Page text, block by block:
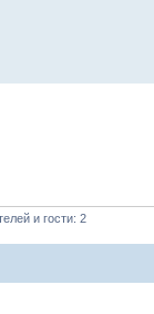
и гости: 2